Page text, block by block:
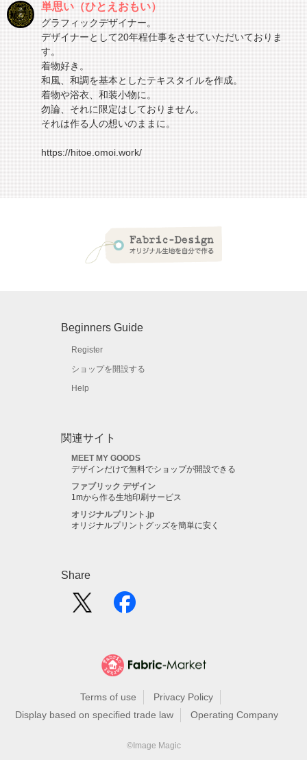
単思い（ひとえおもい）
グラフィックデザイナー。
デザイナーとして20年程仕事をさせていただいておりま
す。
着物好き。
和風、和調を基本としたテキスタイルを作成。
着物や浴衣、和装小物に。
勿論、それに限定はしておりません。
それは作る人の想いのままに。
https://hitoe.omoi.work/
Beginners Guide
Register
ショップを開設する
Help
関連サイト
MEET MY GOODS
デザインだけで無料でショップが開設できる
ファブリック デザイン
1mから作る生地印刷サービス
オリジナルプリント.jp
オリジナルプリントグッズを簡単に安く
Share
Terms of use
Privacy Policy
Display based on specified trade law
Operating Company
©Image Magic